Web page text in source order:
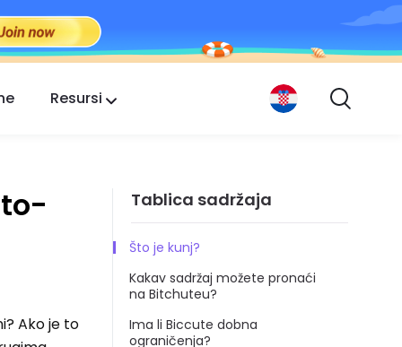
Resursi
Ako je to
Tablica sadržaja
Što je kunj?
Kakav sadržaj možete pronaći
na Bitchuteu?
Ima li Biccute dobna
ograničenja?